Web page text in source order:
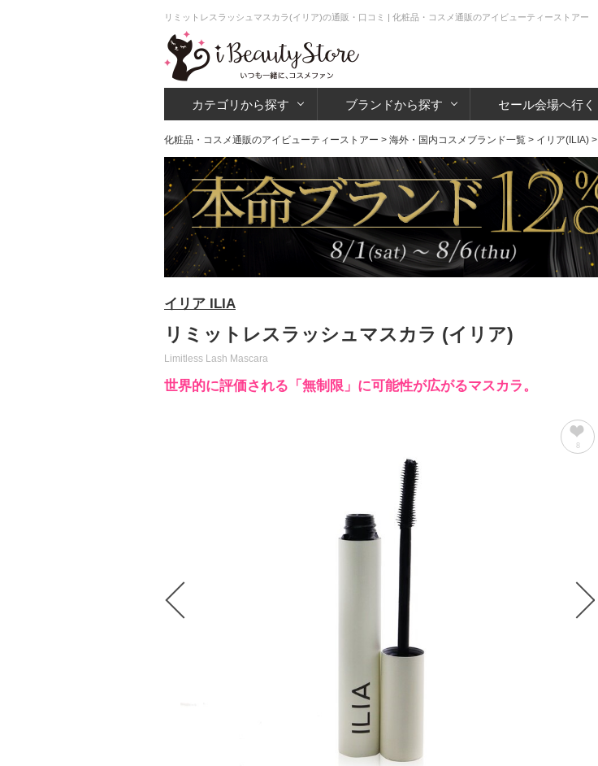
リミットレスラッシュマスカラ(イリア)の通販・口コミ | 化粧品・コスメ通販のアイビューティーストアー
カテゴリから探す ブランドから探す セール会場へ行く
化粧品・コスメ通販のアイビューティーストアー > 海外・国内コスメブランド一覧 > イリア(ILIA) >
イリア ILIA
リミットレスラッシュマスカラ (イリア)
Limitless Lash Mascara
世界的に評価される「無制限」に可能性が広がるマスカラ。
8